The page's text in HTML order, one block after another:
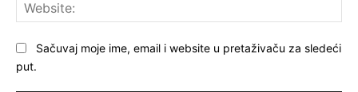
Sačuvaj moje ime, email i website u pretaživaču za sledeći
put.